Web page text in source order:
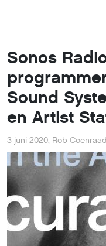
Sonos
Sound
en Artist
3 juni 2020, Rob